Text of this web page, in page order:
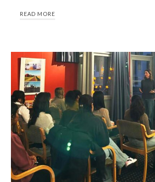
READ MORE